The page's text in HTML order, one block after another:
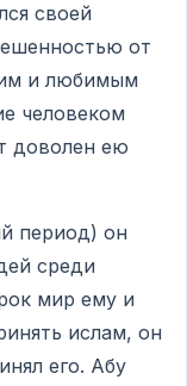
своей
от
и любимым
человеком
доволен ею
период) он
среди
мир ему и
ислам, он
его. Абу